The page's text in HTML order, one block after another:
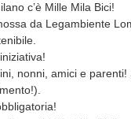
c’è Mille Mila Bici!
da Legambiente
nonni, amici e